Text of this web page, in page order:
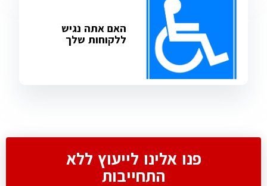
האם אתה נגיש
ללקוחות שלך
פנו אלינו לייעוץ ללא
התחייבות